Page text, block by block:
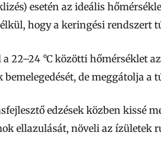
esetén az ideális
hogy a keringési rendszert
a 22–24 °C közötti hőmérséklet
de meggátolja a
edzések közben kissé
ellazulását, növeli az ízületek